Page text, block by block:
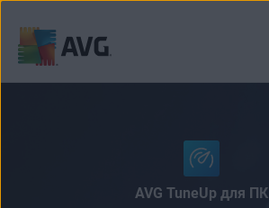
AVG TuneUp для ПК